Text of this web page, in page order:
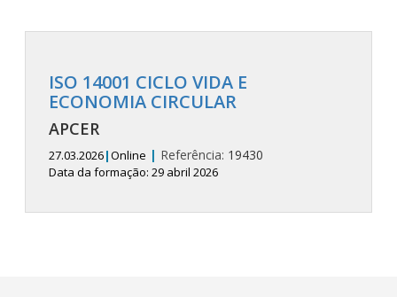
ISO 14001 CICLO VIDA E
ECONOMIA CIRCULAR
APCER
27.03.2026|Online | Referência: 19430
Data da formação: 29 abril 2026